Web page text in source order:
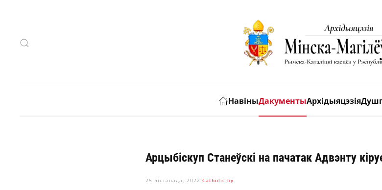
НавіныДакументыАрхідыяцэзія
Арцыбіскуп Станеўскі на пачатак Адвэнту
25 лістапада, 2022 Сatholic.by